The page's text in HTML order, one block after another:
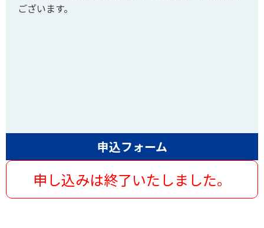
ございます。
申込フォーム
申し込みは終了いたしました。